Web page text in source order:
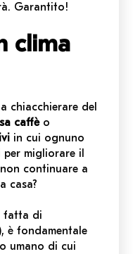
Garantito!
clima
chiacchierare del
caffèo
in cui ognuno
migliorare il
continuare a
casa?
fatta di
è fondamentale
umano di cui